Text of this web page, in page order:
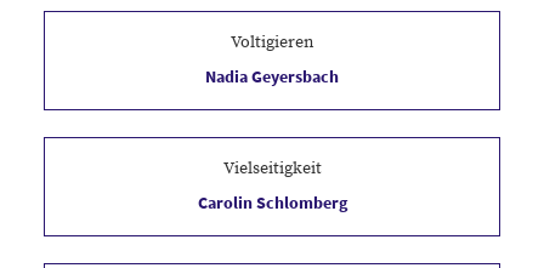
Tel.Mobil 0176 44688117
Tel. 03605 510507
gebhardtmichael@web.de
Voltigieren
Nadia Geyersbach
Vielseitigkeit
Carolin Schlomberg